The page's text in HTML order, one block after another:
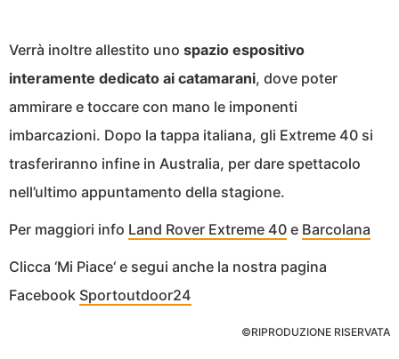
Verrà inoltre allestito uno spazio espositivo
interamente dedicato ai catamarani, dove poter
ammirare e toccare con mano le imponenti
imbarcazioni. Dopo la tappa italiana, gli Extreme 40 si
trasferiranno infine in Australia, per dare spettacolo
nell’ultimo appuntamento della stagione.
Per maggiori info Land Rover Extreme 40 e Barcolana
Clicca ‘Mi Piace‘ e segui anche la nostra pagina
Facebook Sportoutdoor24
©RIPRODUZIONE RISERVATA